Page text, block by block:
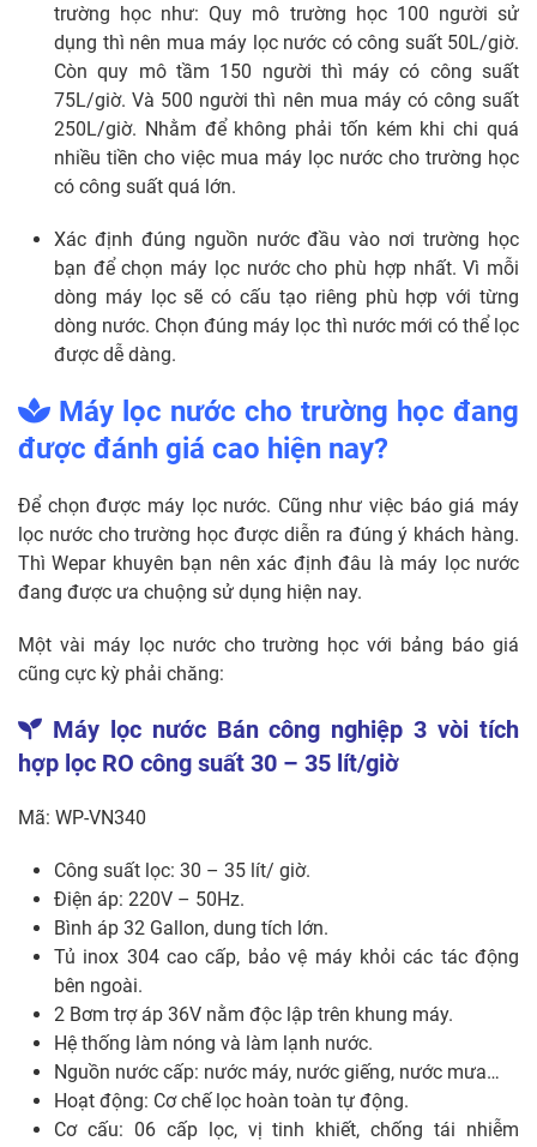
trường học như: Quy mô trường học 100 người sử
dụng thì nên mua máy lọc nước có công suất 50L/giờ.
Còn quy mô tầm 150 người thì máy có công suất
75L/giờ. Và 500 người thì nên mua máy có công suất
250L/giờ. Nhằm để không phải tốn kém khi chi quá
nhiều tiền cho việc mua máy lọc nước cho trường học
có công suất quá lớn.
Xác định đúng nguồn nước đầu vào nơi trường học
bạn để chọn máy lọc nước cho phù hợp nhất. Vì mỗi
dòng máy lọc sẽ có cấu tạo riêng phù hợp với từng
dòng nước. Chọn đúng máy lọc thì nước mới có thể lọc
được dễ dàng.
Máy lọc nước cho trường học đang
được đánh giá cao hiện nay?
Để chọn được máy lọc nước. Cũng như việc báo giá máy
lọc nước cho trường học được diễn ra đúng ý khách hàng.
Thì Wepar khuyên bạn nên xác định đâu là máy lọc nước
đang được ưa chuộng sử dụng hiện nay.
Một vài máy lọc nước cho trường học với bảng báo giá
cũng cực kỳ phải chăng:
Máy lọc nước Bán công nghiệp 3 vòi tích
hợp lọc RO công suất 30 – 35 lít/giờ
Mã: WP-VN340
Công suất lọc: 30 – 35 lít/ giờ.
Điện áp: 220V – 50Hz.
Bình áp 32 Gallon, dung tích lớn.
Tủ inox 304 cao cấp, bảo vệ máy khỏi các tác động
bên ngoài.
2 Bơm trợ áp 36V nằm độc lập trên khung máy.
Hệ thống làm nóng và làm lạnh nước.
Nguồn nước cấp: nước máy, nước giếng, nước mưa…
Hoạt động: Cơ chế lọc hoàn toàn tự động.
Cơ cấu: 06 cấp lọc, vị tinh khiết, chống tái nhiễm